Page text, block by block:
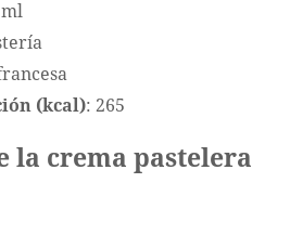
ml
(kcal): 265
la crema pastelera